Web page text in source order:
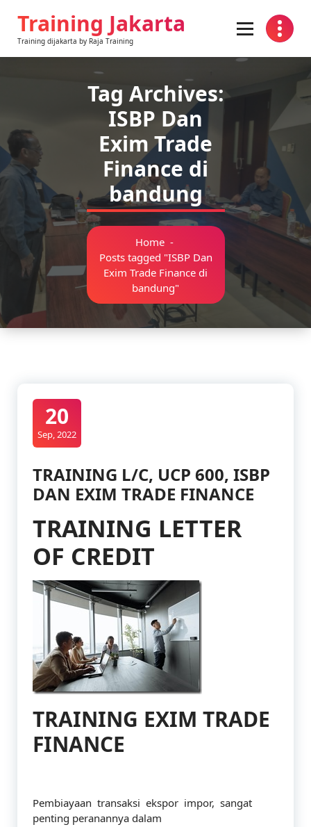
contentTraining Jakarta
Training dijakarta by Raja Training
Tag Archives:
ISBP Dan
Exim Trade
Finance di
bandung
Home-
Posts tagged "ISBP Dan
Exim Trade Finance di
bandung"
20
Sep, 2022
TRAINING L/C, UCP 600, ISBP
DAN EXIM TRADE FINANCE
TRAINING LETTER
OF CREDIT
TRAINING EXIM TRADE
FINANCE
Pembiayaan transaksi ekspor impor, sangat
penting peranannya dalam